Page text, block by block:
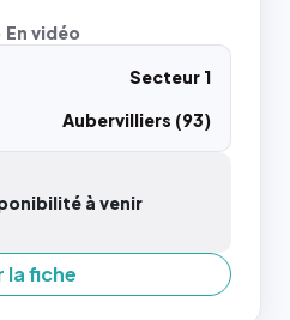
vidéo
Secteur 1
Aubervilliers (93)
à venir
la fiche